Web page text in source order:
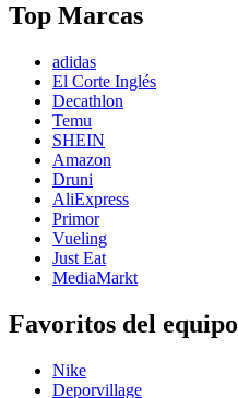
Top Marcas
adidas
El Corte Inglés
Decathlon
Temu
SHEIN
Amazon
Druni
AliExpress
Primor
Vueling
Just Eat
MediaMarkt
Favoritos del equipo
Nike
Deporvillage